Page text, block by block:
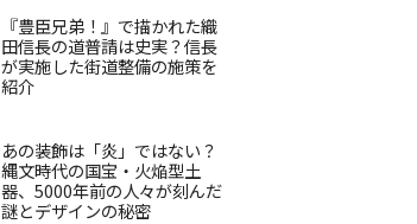
『豊臣兄弟！』で描かれた織
田信長の道普請は史実？信長
が実施した街道整備の施策を
紹介
あの装飾は「炎」ではない？
縄文時代の国宝・火焔型土
器、5000年前の人々が刻んだ
謎とデザインの秘密